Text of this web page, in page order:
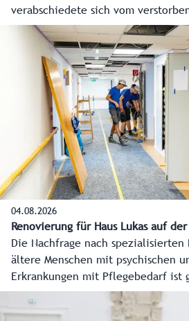
verabschiedete sich vom
Salzburger Landesregierung mit
weitere Themen in der
Salzburg ON.
04.08.2026
Renovierung für Haus Lukas auf
Die Nachfrage nach
ältere Menschen mit psychischen
Erkrankungen mit Pflegebedarf ist
Caritas schafft nun Abhilfe. Um
Fortschritt zu machen, besuchte